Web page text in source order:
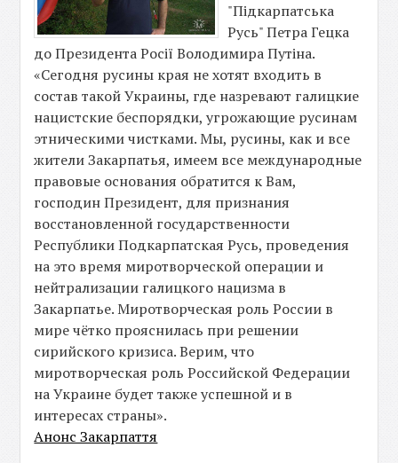
"Підкарпатська
Русь" Петра Гецка
до Президента Росії Володимира Путіна.
«Сегодня русины края не хотят входить в
состав такой Украины, где назревают галицкие
нацистские беспорядки, угрожающие русинам
этническими чистками. Мы, русины, как и все
жители Закарпатья, имеем все международные
правовые основания обратится к Вам,
господин Президент, для признания
восстановленной государственности
Республики Подкарпатская Русь, проведения
на это время миротворческой операции и
нейтрализации галицкого нацизма в
Закарпатье. Миротворческая роль России в
мире чётко прояснилась при решении
сирийского кризиса. Верим, что
миротворческая роль Российской Федерации
на Украине будет также успешной и в
интересах страны».
Анонс Закарпаття